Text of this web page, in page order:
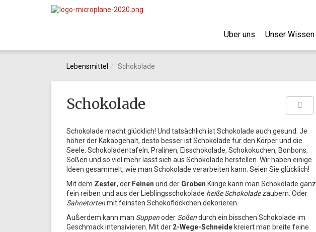
Über uns Unser Wissen
Lebensmittel Schokolade
Schokolade
Schokolade macht glücklich! Und tatsächlich ist Schokolade auch gesund. Je
höher der Kakaogehalt, desto besser ist Schokolade für den Körper und die
Seele. Schokoladentafeln, Pralinen, Eisschokolade, Schokokuchen, Bonbons,
Soßen und so viel mehr lässt sich aus Schokolade herstellen. Wir haben einige
Ideen gesammelt, wie man Schokolade verarbeiten kann. Seien Sie glücklich!
Mit dem Zester, der Feinen und der Groben Klinge kann man Schokolade ganz
fein reiben und aus der Lieblingsschokolade heiße Schokoladezaubern. Oder
Sahnetortenmit feinsten Schokoflöckchen dekorieren.
Außerdem kann man Suppenoder Soßendurch ein bisschen Schokolade im
Geschmack intensivieren. Mit der 2-Wege-Schneide kreiert man breite feine